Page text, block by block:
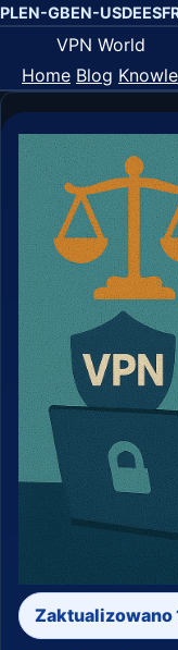
PLEN-GBEN-USDEES
VPN World
Home Blog
Zaktualizowano